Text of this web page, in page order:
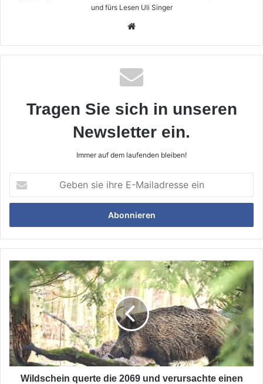
und fürs Lesen Uli Singer
Tragen Sie sich in unseren
Newsletter ein.
Immer auf dem laufenden bleiben!
sie
ihre
Mailadresse
ein
Wildschein
querte
die
2069
und
verursachte
einen
Unfall
Wildschein querte die 2069 und verursachte einen